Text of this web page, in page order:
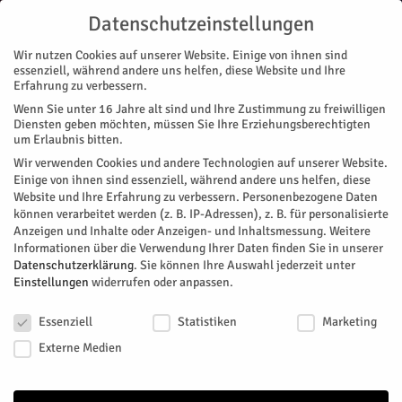
Start
« Alle Veranstaltungen
Diese Veranstaltung hat bereits stattgefunden.
Cat Ballou – Mer fiere et Levve
Datenschutzeinstellungen
Wir nutzen Cookies auf unserer Website. Einige von ihnen sind
essenziell, während andere uns helfen, diese Website und Ihre
Erfahrung zu verbessern.
Wenn Sie unter 16 Jahre alt sind und Ihre Zustimmung zu freiwilligen
Diensten geben möchten, müssen Sie Ihre Erziehungsberechtigten
um Erlaubnis bitten.
Wir verwenden Cookies und andere Technologien auf unserer Website.
Einige von ihnen sind essenziell, während andere uns helfen, diese
Website und Ihre Erfahrung zu verbessern. Personenbezogene Daten
können verarbeitet werden (z. B. IP-Adressen), z. B. für personalisierte
Anzeigen und Inhalte oder Anzeigen- und Inhaltsmessung. Weitere
Informationen über die Verwendung Ihrer Daten finden Sie in unserer
Datenschutzerklärung. Sie können Ihre Auswahl jederzeit unter
Einstellungen widerrufen oder anpassen.
Essenziell
Statistiken
Marketing
Externe Medien